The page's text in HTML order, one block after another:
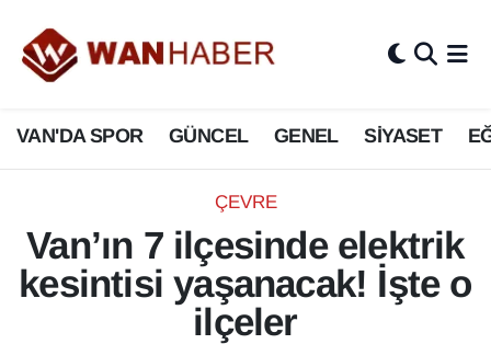
VAN'DA SPOR GÜNCEL GENEL SİYASET
ÇEVRE
Van’ın 7 ilçesinde elektrik
kesintisi yaşanacak! İşte o
ilçeler
3.SAYFA
ASAYİŞ
BİLİM VE TEKNOLOJİ
Biyografi
Bölge Haberleri
Van Nöbetçi Eczaneler
Van Hava Durumu
Van Namaz Vakitleri
Van Trafik Yoğunluk Haritası
Süper Lig Puan Durumu ve Fikstür